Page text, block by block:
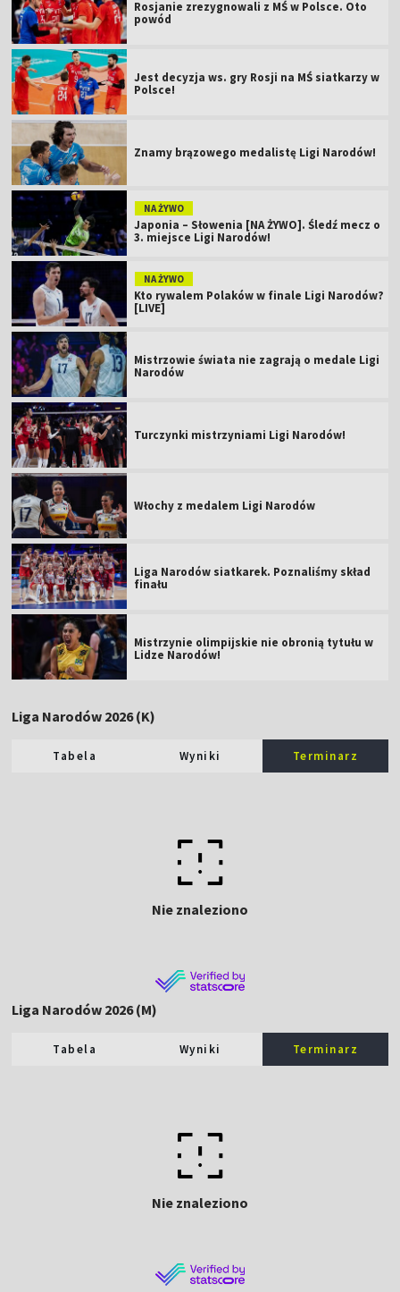
Rosjanie zrezygnowali z MŚ w Polsce. Oto
powód
Jest decyzja ws. gry Rosji na MŚ siatkarzy w
Polsce!
Znamy brązowego medalistę Ligi Narodów!
NA ŻYWO
Japonia – Słowenia [NA ŻYWO]. Śledź mecz o
3. miejsce Ligi Narodów!
NA ŻYWO
Kto rywalem Polaków w finale Ligi Narodów?
[LIVE]
Mistrzowie świata nie zagrają o medale Ligi
Narodów
Turczynki mistrzyniami Ligi Narodów!
Włochy z medalem Ligi Narodów
Liga Narodów siatkarek. Poznaliśmy skład
finału
Mistrzynie olimpijskie nie obronią tytułu w
Lidze Narodów!
Liga Narodów 2026 (K)
Tabela Wyniki Terminarz
Nie znaleziono
Liga Narodów 2026 (M)
Tabela Wyniki Terminarz
Nie znaleziono